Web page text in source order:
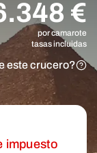
€
por camarote
tasas incluidas
este crucero?
impuesto